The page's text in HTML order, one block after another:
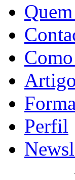
Perfil